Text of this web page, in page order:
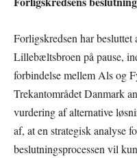
Forligskredsen har besluttet
Lillebæltsbroen på pause,
forbindelse mellem Als og
Trekantområdet Danmark
vurdering af alternative
af, at en strategisk analyse
beslutningsprocessen vil